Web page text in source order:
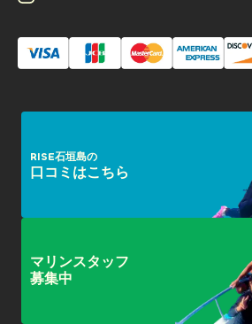
RISE石垣島の
口コミはこちら
マリンスタッフ
募集中